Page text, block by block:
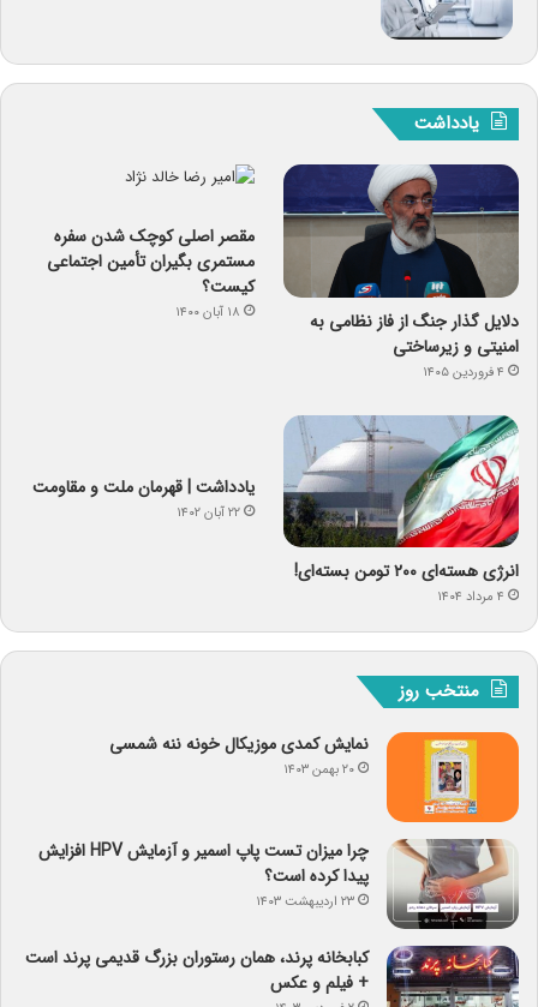
یادداشت
دلایل گذار جنگ از فاز نظامی به
امنیتی و زیرساختی
۴ فروردین ۱۴۰۵
مقصر اصلی کوچک شدن سفره
مستمری بگیران تأمین اجتماعی
کیست؟
۱۸ آبان ۱۴۰۰
انرژی هسته‌ای ۲۰۰ تومن بسته‌ای!
۴ مرداد ۱۴۰۴
یادداشت | قهرمان ملت و مقاومت
۲۲ آبان ۱۴۰۲
منتخب روز
نمایش کمدی موزیکال خونه ننه شمسی
۲۰ بهمن ۱۴۰۳
چرا میزان تست پاپ اسمیر و آزمایش HPV افزایش
پیدا کرده است؟
۲۳ اردیبهشت ۱۴۰۳
کبابخانه پرند، همان رستوران بزرگ قدیمی پرند است
+ فیلم و عکس